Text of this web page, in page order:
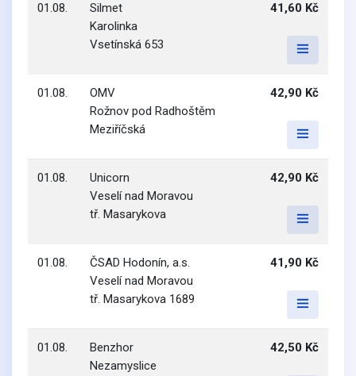
01.08.
Silmet
Karolinka
Vsetínská 653
41,60 Kč
01.08.
OMV
Rožnov pod Radhoštěm
Meziříčská
42,90 Kč
01.08.
Unicorn
Veselí nad Moravou
tř. Masarykova
42,90 Kč
01.08.
ČSAD Hodonín, a.s.
Veselí nad Moravou
tř. Masarykova 1689
41,90 Kč
01.08.
Benzhor
Nezamyslice
42,50 Kč